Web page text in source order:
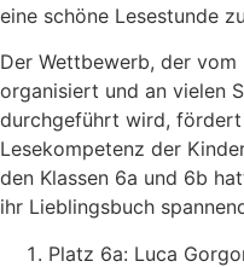
eine schöne Lesestunde
Der Wettbewerb, der vom
organisiert und an vielen
durchgeführt wird, fördert
Lesekompetenz der
den Klassen 6a und 6b
ihr Lieblingsbuch
Platz 6a: